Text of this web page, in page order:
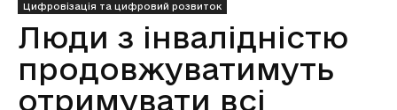
Цифровізація та цифровий розвиток
Люди з інвалідністю
продовжуватимуть
отримувати всі